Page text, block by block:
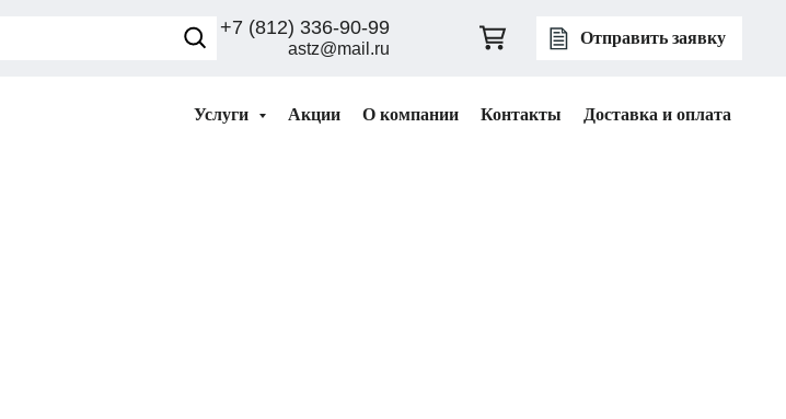
+7 (812) 336-90-99
astz@mail.ru
Отправить заявку
Услуги Акции О компании Контакты Доставка и оплата